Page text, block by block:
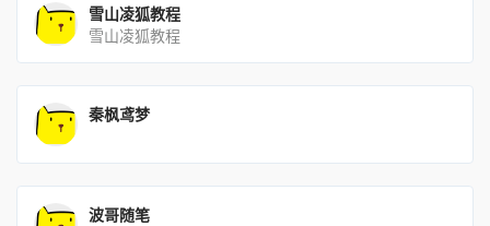
雪山凌狐教程
雪山凌狐教程
秦枫鸢梦
波哥随笔